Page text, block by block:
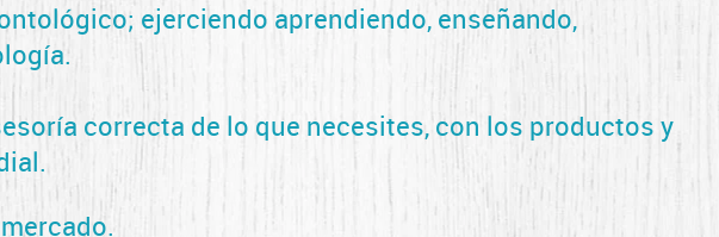
ejerciendo aprendiendo, enseñando,
correcta de lo que necesites, con los productos y